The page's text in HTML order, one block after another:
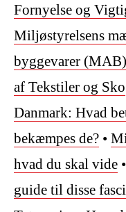
Fornyelse og
Miljøstyrelsens
byggevarer (MAB)
af Tekstiler og Sko
Danmark: Hvad
bekæmpes de? •
hvad du skal vide •
guide til disse